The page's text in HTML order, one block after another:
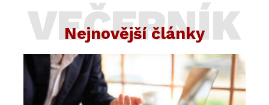
Nejnovější články
VEČERNÍK